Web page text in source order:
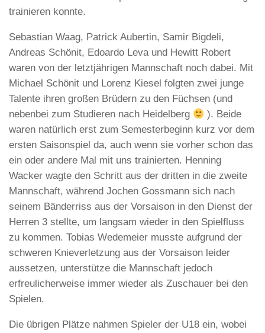
trainieren konnte.
Sebastian Waag, Patrick Aubertin, Samir Bigdeli,
Andreas Schönit, Edoardo Leva und Hewitt Robert
waren von der letztjährigen Mannschaft noch dabei. Mit
Michael Schönit und Lorenz Kiesel folgten zwei junge
Talente ihren großen Brüdern zu den Füchsen (und
nebenbei zum Studieren nach Heidelberg
). Beide
waren natürlich erst zum Semesterbeginn kurz vor dem
ersten Saisonspiel da, auch wenn sie vorher schon das
ein oder andere Mal mit uns trainierten. Henning
Wacker wagte den Schritt aus der dritten in die zweite
Mannschaft, während Jochen Gossmann sich nach
seinem Bänderriss aus der Vorsaison in den Dienst der
Herren 3 stellte, um langsam wieder in den Spielfluss
zu kommen. Tobias Wedemeier musste aufgrund der
schweren Knieverletzung aus der Vorsaison leider
aussetzen, unterstütze die Mannschaft jedoch
erfreulicherweise immer wieder als Zuschauer bei den
Spielen.
Die übrigen Plätze nahmen Spieler der U18 ein, wobei